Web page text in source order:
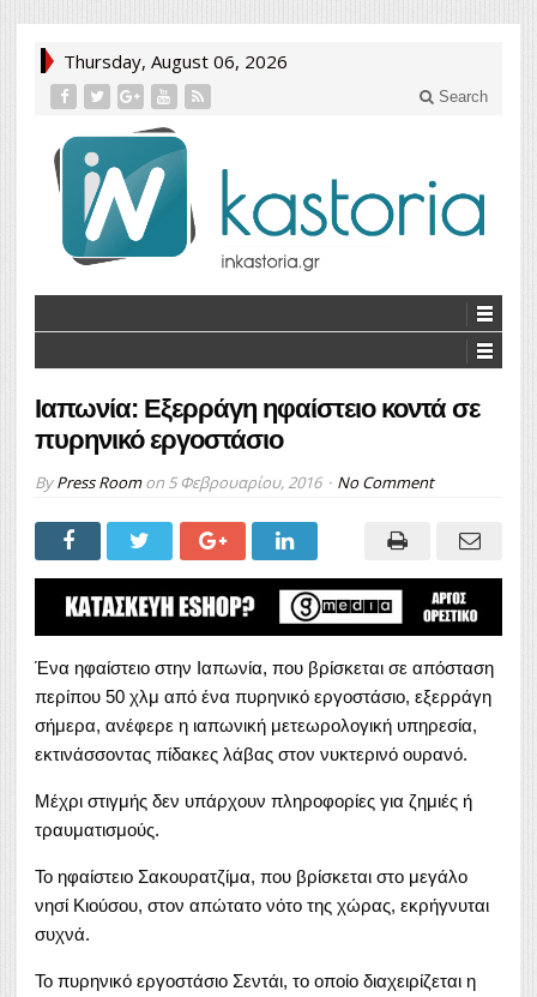
Thursday, August 06, 2026
Search
Ιαπωνία: Εξερράγη ηφαίστειο κοντά σε
πυρηνικό εργοστάσιο
ByPress Roomon 5 Φεβρουαρίου, 2016 No Comment
Ένα ηφαίστειο στην Ιαπωνία, που βρίσκεται σε απόσταση
περίπου 50 χλμ από ένα πυρηνικό εργοστάσιο, εξερράγη
σήμερα, ανέφερε η ιαπωνική μετεωρολογική υπηρεσία,
εκτινάσσοντας πίδακες λάβας στον νυκτερινό ουρανό.
Μέχρι στιγμής δεν υπάρχουν πληροφορίες για ζημιές ή
τραυματισμούς.
Το ηφαίστειο Σακουρατζίμα, που βρίσκεται στο μεγάλο
νησί Κιούσου, στον απώτατο νότο της χώρας, εκρήγνυται
συχνά.
Το πυρηνικό εργοστάσιο Σεντάι, το οποίο διαχειρίζεται η